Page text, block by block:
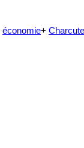
économie+